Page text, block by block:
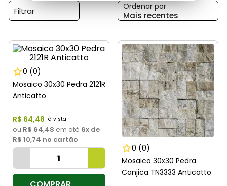
Ordenar por
Mais recentes
Filtrar
0 (0)
Mosaico 30x30 Pedra 2121R
Anticatto
R$ 64,48
ou R$ 64,48 em até 6x de
R$ 10,74 no cartão
0 (0)
Mosaico 30x30 Pedra
Canjica TN3333 Anticatto
6º
telha
8º
cimento
vaso sanitário
10
janela